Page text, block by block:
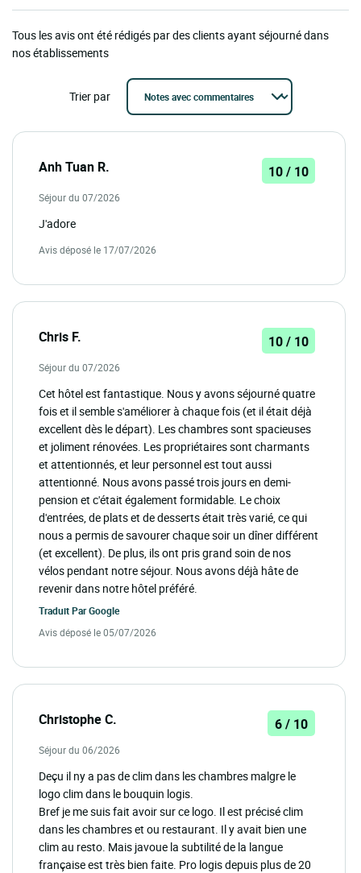
Tous les avis ont été rédigés par des clients ayant séjourné dans
nos établissements
Trier par
Anh Tuan R. 10 / 10
Séjour du 07/2026
J'adore
Avis déposé le 17/07/2026
Chris F. 10 / 10
Séjour du 07/2026
Cet hôtel est fantastique. Nous y avons séjourné quatre
fois et il semble s'améliorer à chaque fois (et il était déjà
excellent dès le départ). Les chambres sont spacieuses
et joliment rénovées. Les propriétaires sont charmants
et attentionnés, et leur personnel est tout aussi
attentionné. Nous avons passé trois jours en demi-
pension et c'était également formidable. Le choix
d'entrées, de plats et de desserts était très varié, ce qui
nous a permis de savourer chaque soir un dîner différent
(et excellent). De plus, ils ont pris grand soin de nos
vélos pendant notre séjour. Nous avons déjà hâte de
revenir dans notre hôtel préféré.
Traduit ParGoogle
Avis déposé le 05/07/2026
Christophe C. 6 / 10
Séjour du 06/2026
Deçu il ny a pas de clim dans les chambres malgre le
logo clim dans le bouquin logis.
Bref je me suis fait avoir sur ce logo. Il est précisé clim
dans les chambres et ou restaurant. Il y avait bien une
clim au resto. Mais javoue la subtilité de la langue
française est très bien faite. Pro logis depuis plus de 20